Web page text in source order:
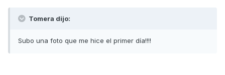
Tomera dijo:
Subo una foto que me hice el primer día!!!!